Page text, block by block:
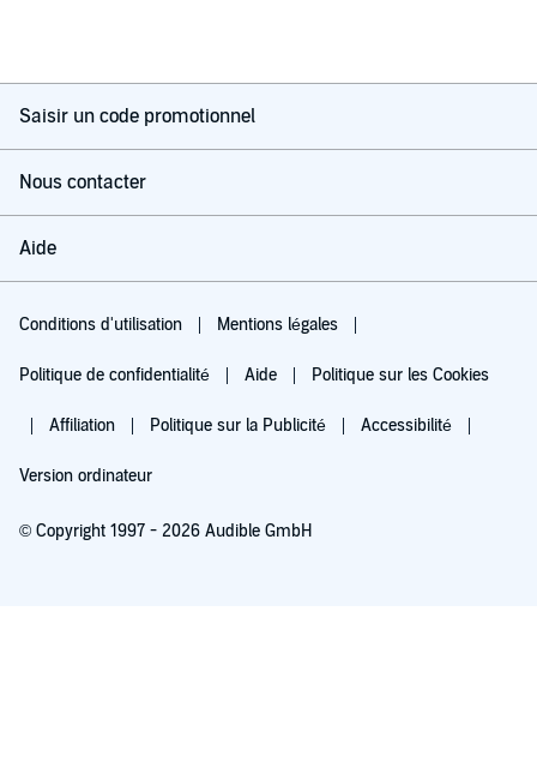
Saisir un code promotionnel
Nous contacter
Aide
Conditions d'utilisation Mentions légales
Politique de confidentialité Aide Politique sur les Cookies
Affiliation Politique sur la Publicité Accessibilité
Version ordinateur
© Copyright 1997 - 2026 Audible GmbH